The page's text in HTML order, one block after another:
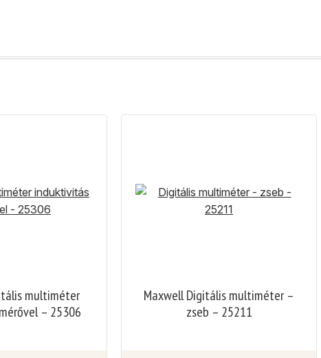
multiméter
– 25306
Maxwell Digitális multiméter –
zseb – 25211